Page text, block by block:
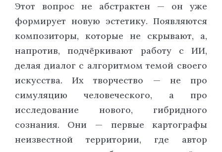
Этот вопрос не абстрактен — он уже
формирует новую эстетику. Появляются
композиторы, которые не скрывают, а,
напротив, подчёркивают работу с ИИ,
делая диалог с алгоритмом темой своего
искусства. Их творчество — не про
симуляцию человеческого, а про
исследование нового, гибридного
сознания. Они — первые картографы
неизвестной территории, где автор